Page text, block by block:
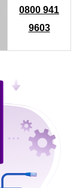
0800 941
9603